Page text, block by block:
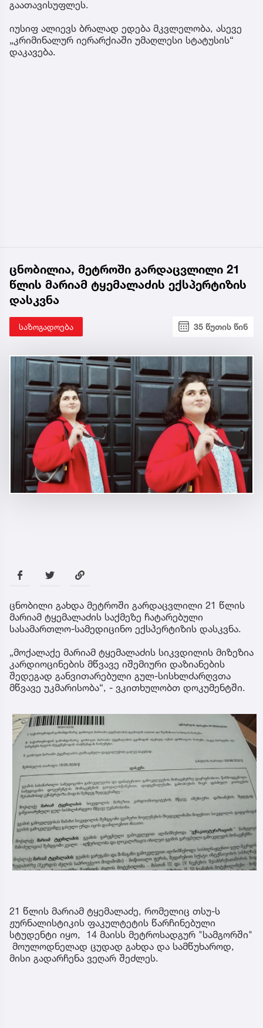
გაათავისუფლეს.
იუსიფ ალიევს ბრალად ედება მკვლელობა, ასევე
„კრიმინალურ იერარქიაში უმაღლესი სტატუსის“
დაკავება.
ცნობილია, მეტროში გარდაცვლილი 21
წლის მარიამ ტყემალაძის ექსპერტიზის
დასკვნა
საზოგადოება 35 წუთის წინ
ცნობილი გახდა მეტროში გარდაცვლილი 21 წლის
მარიამ ტყემალაძის საქმეზე ჩატარებული
სასამართლო-სამედიცინო ექსპერტიზის დასკვნა.
„მოქალაქე მარიამ ტყემალაძის სიკვდილის მიზეზია
კარდიოცინების მწვავე იშემიური დაზიანების
შედეგად განვითარებული გულ-სისხლძარღვთა
მწვავე უკმარისობა“, - ვკითხულობთ დოკუმენტში.
21 წლის მარიამ ტყემალაძე, რომელიც თსუ-ს
ჟურნალისტიკის ფაკულტეტის წარჩინებული
სტუდენტი იყო, 14 მაისს მეტროსადგურ "სამგორში"
მოულოდნელად ცუდად გახდა და სამწუხაროდ,
მისი გადარჩენა ვეღარ შეძლეს.